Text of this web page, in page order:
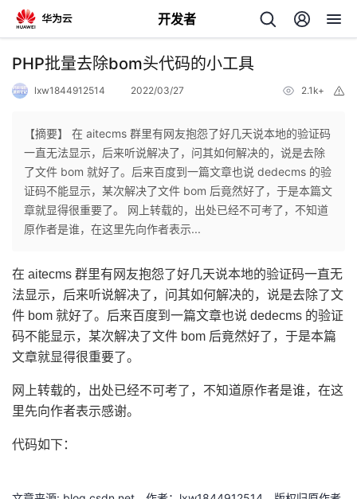
开发者
返
个
人
主
页
我
的
开
发
者
PHP批量去除bom头代码的小工具
lxw1844912514 2022/03/27 2.1k+
【摘要】 在 aitecms 群里有网友抱怨了好几天说本地的验证码
一直无法显示，后来听说解决了，问其如何解决的，说是去除
了文件 bom 就好了。后来百度到一篇文章也说 dedecms 的验
证码不能显示，某次解决了文件 bom 后竟然好了，于是本篇文
章就显得很重要了。 网上转载的，出处已经不可考了，不知道
原作者是谁，在这里先向作者表示...
在 aitecms 群里有网友抱怨了好几天说本地的验证码一直无
法显示，后来听说解决了，问其如何解决的，说是去除了文
件 bom 就好了。后来百度到一篇文章也说 dedecms 的验证
码不能显示，某次解决了文件 bom 后竟然好了，于是本篇
文章就显得很重要了。
网上转载的，出处已经不可考了，不知道原作者是谁，在这
里先向作者表示感谢。
代码如下：